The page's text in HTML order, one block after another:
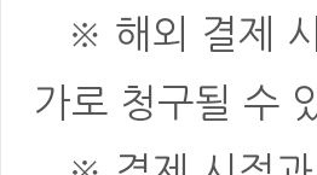
※ 해외 결제
가로 청구될 수